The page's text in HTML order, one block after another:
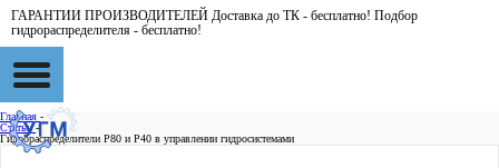
ГАРАНТИИ ПРОИЗВОДИТЕЛЕЙ Доставка до ТК - бесплатно! Подбор
гидрораспределителя - бесплатно!
Главная -
Статьи -
Гидрораспределители Р80 и Р40 в управлении гидросистемами